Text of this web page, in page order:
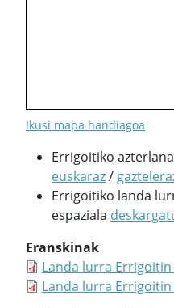
Ikusi mapa handiagoa
Errigoitiko
euskaraz/
Errigoitiko landa
espaziala
Eranskinak
Landa lurra Errigoitin
Landa lurra Errigoitin